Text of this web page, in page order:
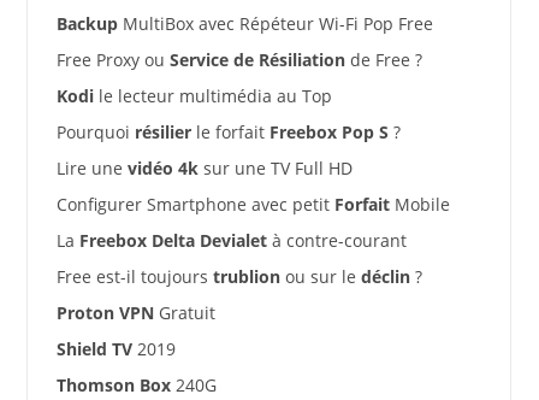
BackupMultiBox avec Répéteur Wi-Fi Pop Free
Free Proxy ou Service de Résiliationde Free ?
Kodile lecteur multimédia au Top
Pourquoi résilierle forfait Freebox Pop S ?
Lire une vidéo 4ksur une TV Full HD
Configurer Smartphone avec petit ForfaitMobile
La Freebox Delta Devialetà contre-courant
Free est-il toujours trublionou sur le déclin?
Proton VPN Gratuit
Shield TV2019
Thomson Box240G